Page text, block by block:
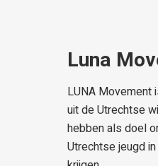
Luna
LUNA Movement
uit de Utrechtse
hebben als doel
Utrechtse jeugd